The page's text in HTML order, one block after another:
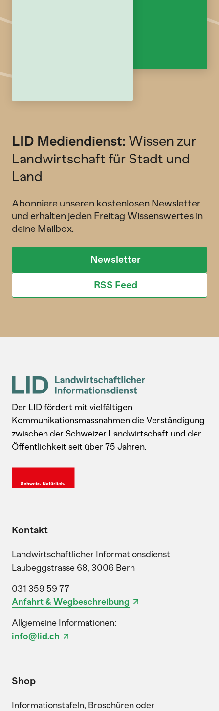
LID Mediendienst: Wissen zur
Landwirtschaft für Stadt und
Land
Abonniere unseren kostenlosen Newsletter
und erhalten jeden Freitag Wissenswertes in
deine Mailbox.
Newsletter
RSS Feed
Der LID fördert mit vielfältigen
Kommunikationsmassnahmen die Verständigung
zwischen der Schweizer Landwirtschaft und der
Öffentlichkeit seit über 75 Jahren.
Kontakt
Landwirtschaftlicher Informationsdienst
Laubeggstrasse 68, 3006 Bern
031 359 59 77
Anfahrt & Wegbeschreibung
Allgemeine Informationen:
info@lid.ch
Shop
Informationstafeln, Broschüren oder